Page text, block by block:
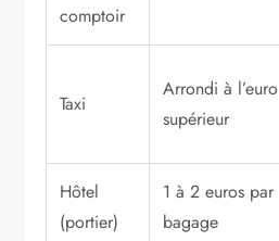
comptoir
Taxi
Arrondi à l’euro
supérieur
Hôtel
(portier)
1 à 2 euros par
bagage